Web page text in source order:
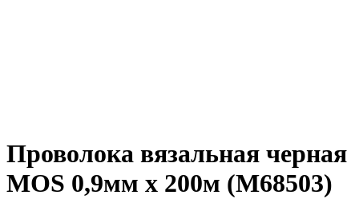
Проволока вязальная черная
MOS 0,9мм х 200м (М68503)